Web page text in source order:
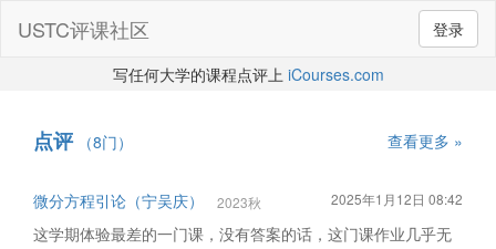
登录
USTC评课社区
写任何大学的课程点评上 iCourses.com
点评（8门） 查看更多 »
微分方程引论（宁吴庆） 2023秋 2025年1月12日 08:42
这学期体验最差的一门课，没有答案的话，这门课作业几乎无